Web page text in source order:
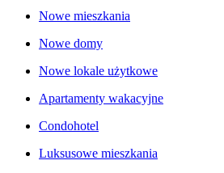
Nowe mieszkania
Nowe domy
Nowe lokale użytkowe
Apartamenty wakacyjne
Condohotel
Luksusowe mieszkania